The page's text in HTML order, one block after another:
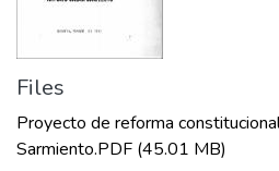
Files
Proyecto de reforma
Sarmiento.PDF (45.01 MB)